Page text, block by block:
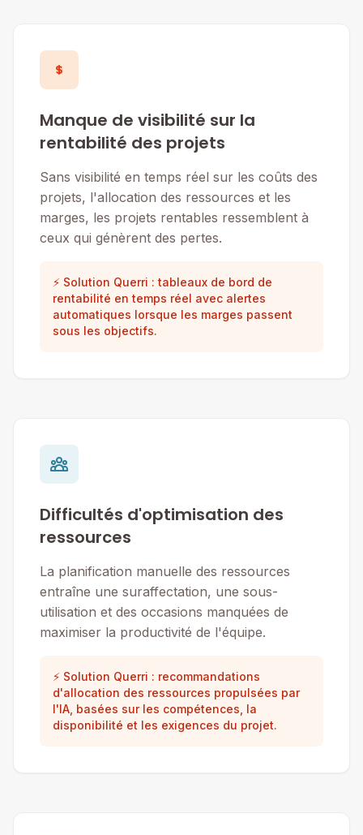
Manque de visibilité sur la
rentabilité des projets
Sans visibilité en temps réel sur les coûts des
projets, l'allocation des ressources et les
marges, les projets rentables ressemblent à
ceux qui génèrent des pertes.
⚡ Solution Querri : tableaux de bord de
rentabilité en temps réel avec alertes
automatiques lorsque les marges passent
sous les objectifs.
Difficultés d'optimisation des
ressources
La planification manuelle des ressources
entraîne une suraffectation, une sous-
utilisation et des occasions manquées de
maximiser la productivité de l'équipe.
⚡ Solution Querri : recommandations
d'allocation des ressources propulsées par
l'IA, basées sur les compétences, la
disponibilité et les exigences du projet.